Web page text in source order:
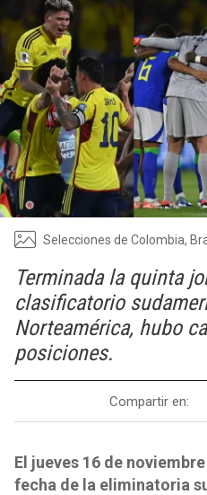
Selecciones de Colombia,
Terminada la quinta
clasificatorio
Norteamérica, hubo
posiciones.
Compartir en:
El jueves 16 de
fecha de la eliminatoria